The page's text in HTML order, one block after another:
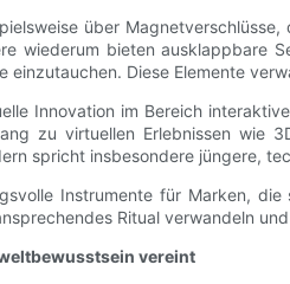
über
wiederum bieten ausklappbare
einzutauchen. Diese Elemente
Innovation im Bereich
zu virtuellen Erlebnissen wie
spricht insbesondere jüngere,
Instrumente für Marken,
Ritual verwandeln
vereint